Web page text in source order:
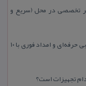
تخصصی در محل (سریع و
تعمیرگاه تخصصی كوییك در مشهد | عیب‌یابی حرفه‌ای و امداد فوری با ۱۰